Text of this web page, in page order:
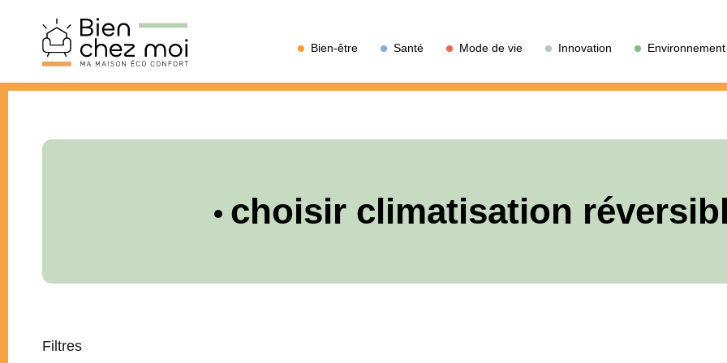
Bien-être Santé Mode de vie Innovation Environnement
choisir climatisation
Filtres